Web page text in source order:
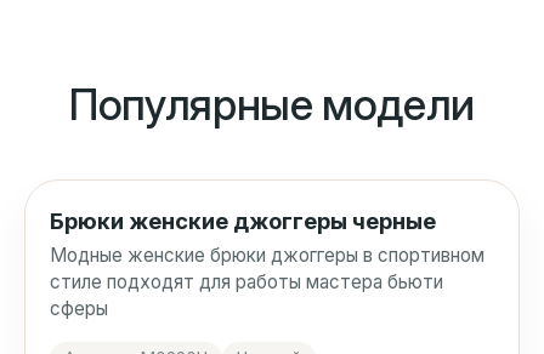
Популярные модели
Брюки женские джоггеры черные
Модные женские брюки джоггеры в спортивном
стиле подходят для работы мастера бьюти
сферы